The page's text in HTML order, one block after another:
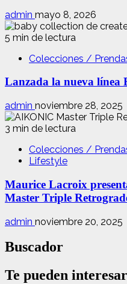
admin mayo 8, 2026
5 min de lectura
Colecciones /
Lanzada la nueva línea
admin noviembre 28, 2025
3 min de lectura
Colecciones /
Lifestyle
Maurice Lacroix
Master Triple
admin noviembre 20, 2025
Buscador
Te pueden interesar